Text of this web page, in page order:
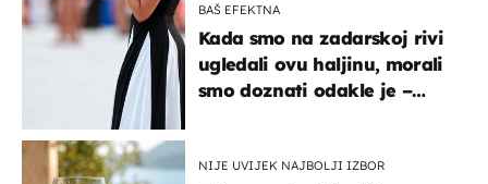
BAŠ EFEKTNA
Kada smo na zadarskoj rivi
ugledali ovu haljinu, morali
smo doznati odakle je –
NIJE UVIJEK NAJBOLJI IZBOR